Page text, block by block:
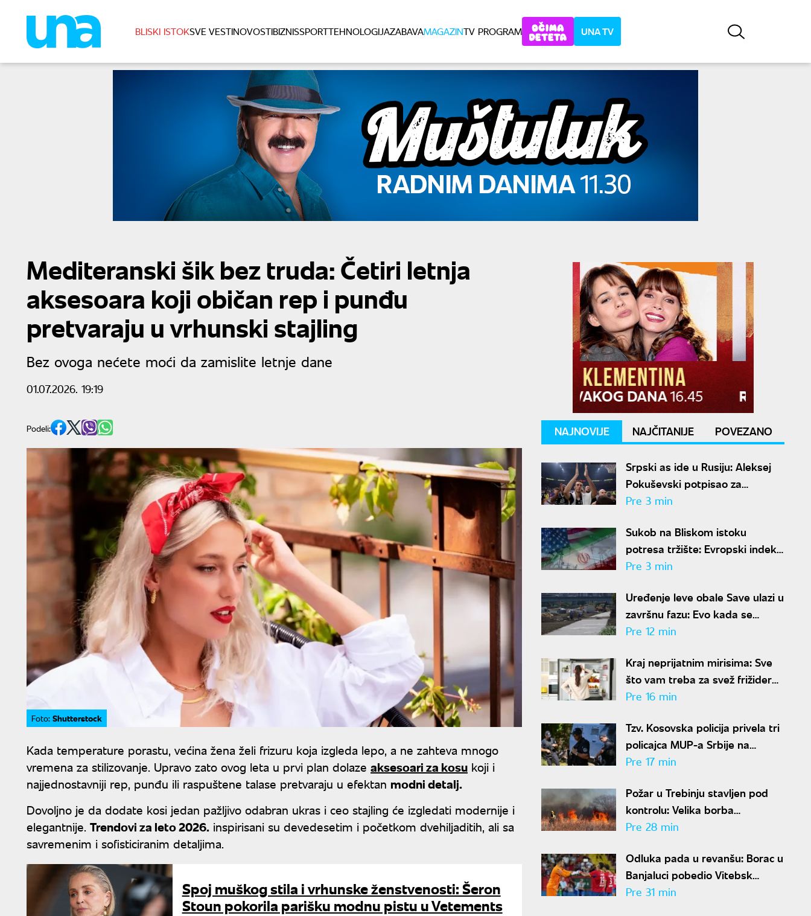
BLISKI ISTOKSVE VESTINOVOSTIBIZNISSPORTTEHNOLOGIJAZABAVAMAGAZINTV PROGRAM UNA TV
Mediteranski šik bez truda: Četiri letnja
aksesoara koji običan rep i punđu
pretvaraju u vrhunski stajling
Bez ovoga nećete moći da zamislite letnje dane
01.07.2026. 19:19
Podeli:
Foto: Shutterstock
Kada temperature porastu, većina žena želi frizuru koja izgleda lepo, a ne zahteva mnogo
vremena za stilizovanje. Upravo zato ovog leta u prvi plan dolaze aksesoari za kosu koji i
najjednostavniji rep, punđu ili raspuštene talase pretvaraju u efektan modni detalj.
Dovoljno je da dodate kosi jedan pažljivo odabran ukras i ceo stajling će izgledati modernije i
elegantnije. Trendovi za leto 2026. inspirisani su devedesetim i početkom dvehiljaditih, ali sa
savremenim i sofisticiranim detaljima.
Spoj muškog stila i vrhunske ženstvenosti: Šeron
Stoun pokorila parišku modnu pistu u Vetements
NAJNOVIJE NAJČITANIJE POVEZANO
Srpski as ide u Rusiju: Aleksej
Pokuševski potpisao za
Lokomotivu
Pre 3 min
Sukob na Bliskom istoku
potresa tržište: Evropski indeksi
idu ka rekordnim nivoima, nafta
Pre 3 min
Uređenje leve obale Save ulazi u
završnu fazu: Evo kada se
očekuje završetak radova
Pre 12 min
Kraj neprijatnim mirisima: Sve
što vam treba za svež frižider
košta manje od 50 dinara
Pre 16 min
Tzv. Kosovska policija privela tri
policajca MUP-a Srbije na
Jarinju: Dvojica pušteni, jedan
Pre 17 min
Požar u Trebinju stavljen pod
kontrolu: Velika borba
vatrogasaca sa vatrenom
Pre 28 min
Odluka pada u revanšu: Borac u
Banjaluci pobedio Vitebsk
minimalnim rezultatom
Pre 31 min